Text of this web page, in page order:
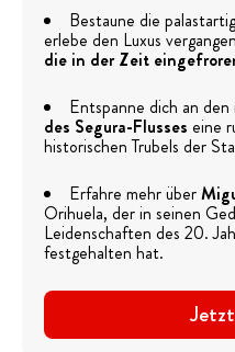
Bestaune die
erlebe den Luxus
die in der Zeit
Entspanne dich an
des Segura-Flusses eine
historischen Trubels der
Erfahre mehr über
Orihuela, der in seinen
Leidenschaften des 20.
festgehalten hat.